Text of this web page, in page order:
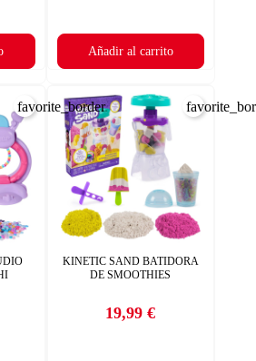
Añadir al carrito
favorite_border
KINETIC SAND BATIDORA
DE SMOOTHIES
Precio
19,99 €